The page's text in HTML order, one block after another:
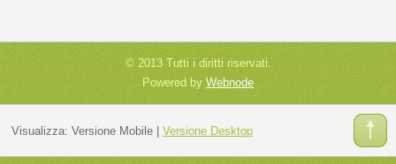
© 2013 Tutti i diritti riservati.
Powered by Webnode
Visualizza: Versione Mobile| Versione Desktop